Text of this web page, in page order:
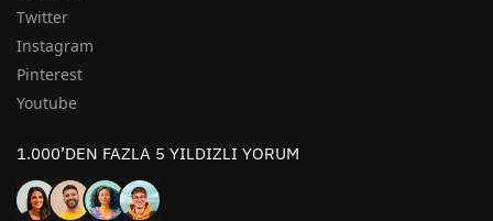
Twitter
Instagram
Pinterest
Youtube
1.000’DEN FAZLA 5 YILDIZLI YORUM